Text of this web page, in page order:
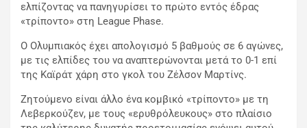
ελπίζοντας να πανηγυρίσει το πρώτο εντός έδρας
«τρίποντο» στη League Phase.
Ο Ολυμπιακός έχει απολογισμό 5 βαθμούς σε 6 αγώνες,
με τις ελπίδες του να αναπτερώνονται μετά το 0-1 επί
της Καϊράτ χάρη στο γκολ του Ζέλσον Μαρτίνς.
Ζητούμενο είναι άλλο ένα κομβικό «τρίποντο» με τη
Λεβερκούζεν, με τους «ερυθρόλευκους» στο πλαίσιο